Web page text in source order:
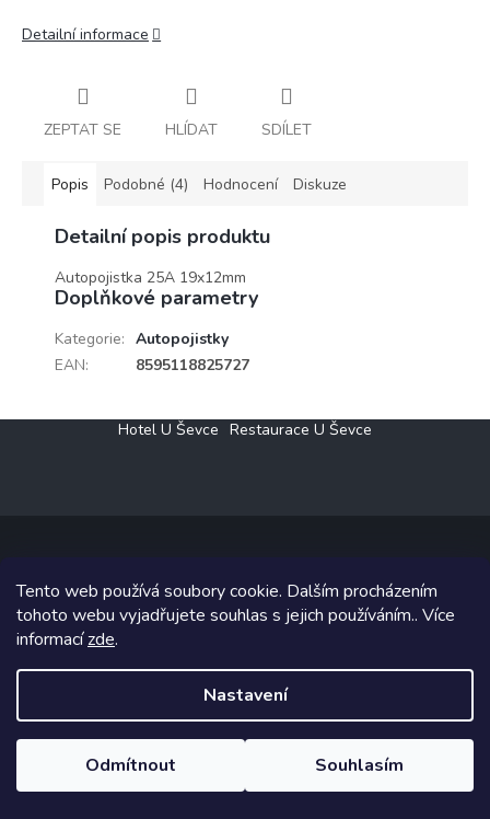
Tento web používá soubory cookie. Dalším procházením
tohoto webu vyjadřujete souhlas s jejich používáním.. Více
informacízde.
Nastavení
Odmítnout Souhlasím
Detailní informace
ZEPTAT SE HLÍDAT SDÍLET
Popis Podobné (4) Hodnocení Diskuze
Detailní popis produktu
Autopojistka 25A 19x12mm
Doplňkové parametry
Kategorie: Autopojistky
EAN: 8595118825727
Hotel U Ševce Restaurace U Ševce
Copyright 2026Elektro Klesný s.r.o.. Všechna práva vyhrazena.
Grafický návrh vytvořil a na Shoptet implementoval
Shoptetak.cz.
Vytvořil Shoptet